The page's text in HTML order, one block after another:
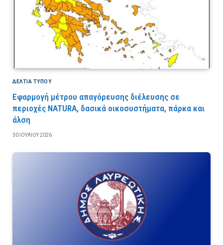
ΔΕΛΤΙΑ ΤΥΠΟΥ
Εφαρμογή μέτρου απαγόρευσης διέλευσης σε
περιοχές NATURA, δασικά οικοσυστήματα, πάρκα και
άλση
30 ΙΟΥΛΊΟΥ 2026